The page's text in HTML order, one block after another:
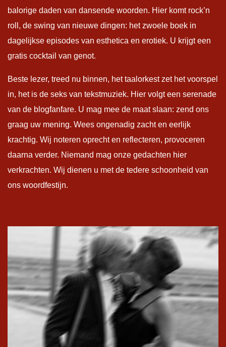
balorige daden van dansende woorden. Hier komt rock’n
roll, de swing van nieuwe dingen: het zwoele boek in
dagelijkse episodes van esthetica en erotiek. U krijgt een
gratis cocktail van genot.
Beste lezer, treed nu binnen, het taalorkest zet het voorspel
in, het is de seks van tekstmuziek. Hier volgt een serenade
van de blogfanfare. U mag mee de maat slaan: zend ons
graag uw mening. Wees ongenadig zacht en eerlijk
krachtig. Wij noteren oprecht en reflecteren, provoceren
daarna verder. Niemand mag onze gedachten hier
verkrachten. Wij dienen u met de tedere schoonheid van
ons woordfestijn.